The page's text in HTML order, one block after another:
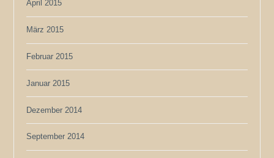
April 2015
März 2015
Februar 2015
Januar 2015
Dezember 2014
September 2014